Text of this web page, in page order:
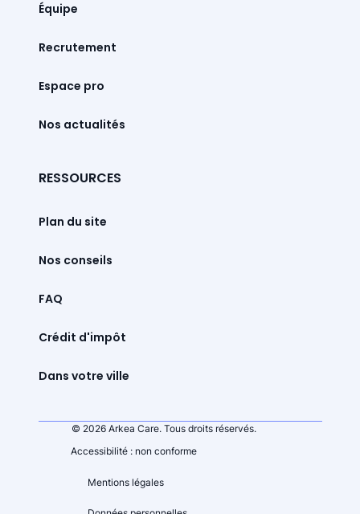
Équipe
Recrutement
Espace pro
Nos actualités
RESSOURCES
Plan du site
Nos conseils
FAQ
Crédit d'impôt
Dans votre ville
© 2026 Arkea Care. Tous droits réservés.
Accessibilité : non conforme
Mentions légales